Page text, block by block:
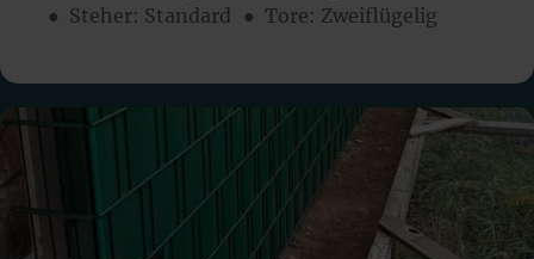
● Steher: Standard
● Tore: Zweiflügelig